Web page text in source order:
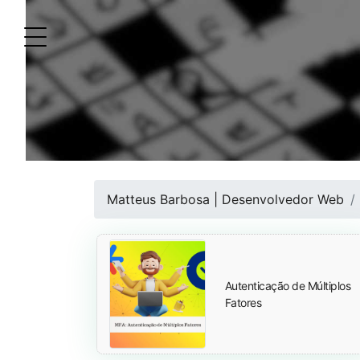
Matteus Barbosa | Desenvolvedor Web
Autenticação de Múltiplos
Fatores